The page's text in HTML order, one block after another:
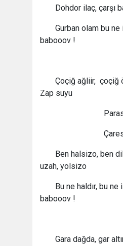
Dohdor ilaç, çarşı
Gurban olam bu
babooov !
Çoçiğ ağliir, çoçiğ
Zap suyu
Ben halsizo, ben
uzah, yolsizo
Bu ne haldır, bu
babooov !
Gara dağda, gar